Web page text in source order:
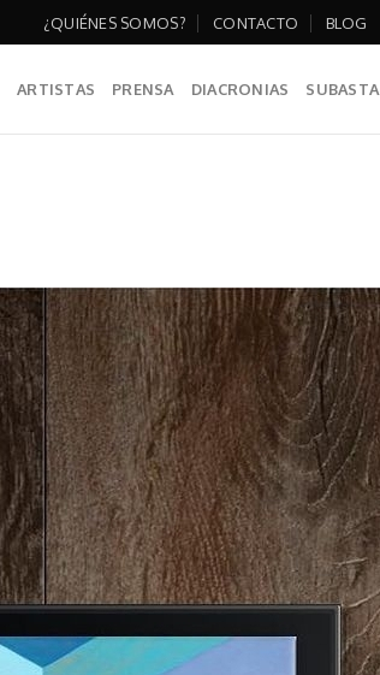
¿QUIÉNES SOMOS? CONTACTO BLOG
ARTISTAS PRENSA DIACRONIAS SUBASTA